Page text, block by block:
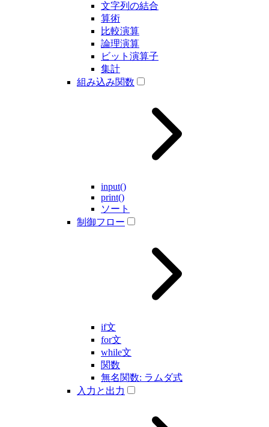
文字列の結合
算術
比較演算
論理演算
ビット演算子
集計
組み込み関数
input()
print()
ソート
制御フロー
if文
for文
while文
関数
無名関数: ラムダ式
入力と出力